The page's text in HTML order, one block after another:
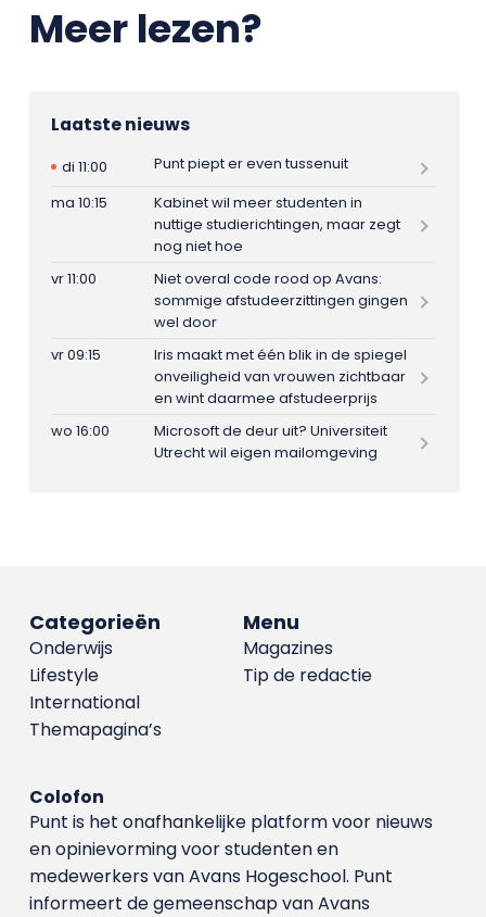
Meer lezen?
Laatste nieuws
di 11:00
Punt piept er even tussenuit
ma 10:15
Kabinet wil meer studenten in
nuttige studierichtingen, maar zegt
nog niet hoe
vr 11:00
Niet overal code rood op Avans:
sommige afstudeerzittingen gingen
wel door
vr 09:15
Iris maakt met één blik in de spiegel
onveiligheid van vrouwen zichtbaar
en wint daarmee afstudeerprijs
wo 16:00
Microsoft de deur uit? Universiteit
Utrecht wil eigen mailomgeving
Menu
Magazines
Tip de redactie
Categorieën
Onderwijs
Lifestyle
International
Themapagina’s
Colofon
Punt is het onafhankelijke platform voor nieuws
en opinievorming voor studenten en
medewerkers van Avans Hoge­school. Punt
informeert de gemeenschap van Avans